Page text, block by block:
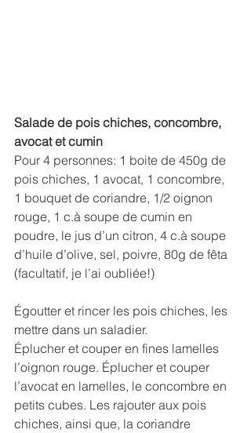
Salade de pois chiches, concombre,
avocat et cumin
Pour 4 personnes: 1 boite de 450g de
pois chiches, 1 avocat, 1 concombre,
1 bouquet de coriandre, 1/2 oignon
rouge, 1 c.à soupe de cumin en
poudre, le jus d’un citron, 4 c.à soupe
d’huile d’olive, sel, poivre, 80g de fêta
(facultatif, je l’ai oubliée!)
Égoutter et rincer les pois chiches, les
mettre dans un saladier.
Éplucher et couper en fines lamelles
l’oignon rouge. Éplucher et couper
l’avocat en lamelles, le concombre en
petits cubes. Les rajouter aux pois
chiches, ainsi que, la coriandre